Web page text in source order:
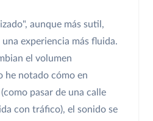
aunque más sutil,
experiencia más fluida.
el volumen
he notado cómo en
pasar de una calle
con tráfico), el sonido se